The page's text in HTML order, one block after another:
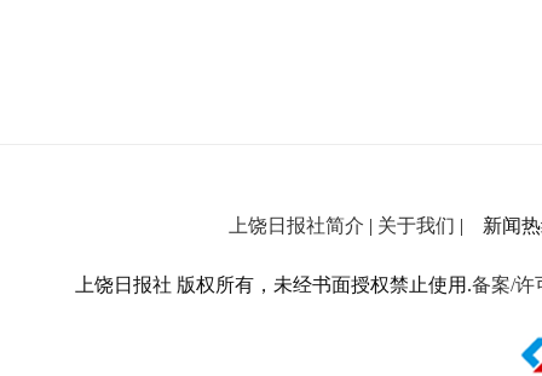
上饶日报社简介 | 关于我们 | 新闻热
上饶日报社 版权所有，未经书面授权禁止使用.备案/许